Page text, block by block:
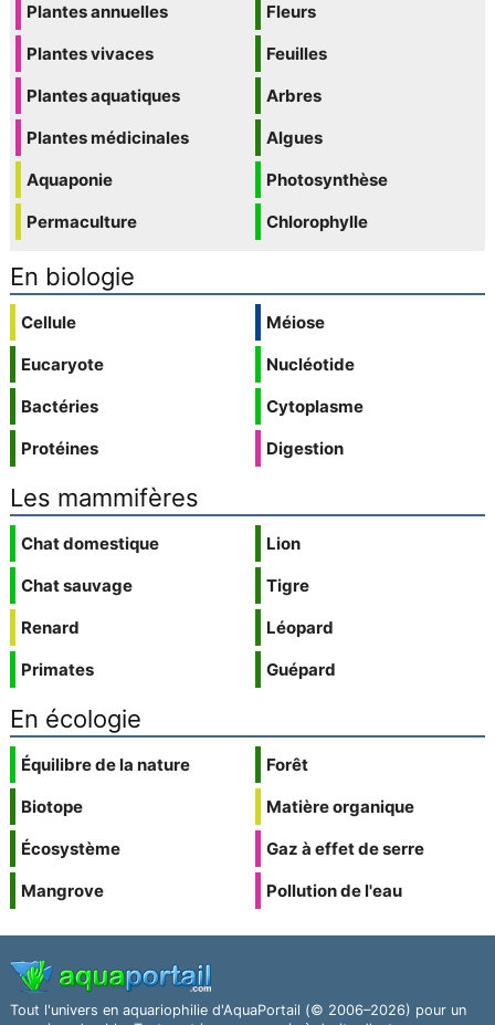
Plantes annuelles
Plantes vivaces
Plantes aquatiques
Plantes médicinales
Aquaponie
Permaculture
Fleurs
Feuilles
Arbres
Algues
Photosynthèse
Chlorophylle
En biologie
Cellule
Eucaryote
Bactéries
Protéines
Méiose
Nucléotide
Cytoplasme
Digestion
Les mammifères
Chat domestique
Chat sauvage
Renard
Primates
Lion
Tigre
Léopard
Guépard
En écologie
Équilibre de la nature
Biotope
Écosystème
Mangrove
Forêt
Matière organique
Gaz à effet de serre
Pollution de l'eau
Tout l'univers en aquariophilie d'AquaPortail (© 2006–2026) pour un